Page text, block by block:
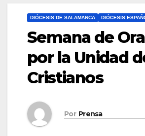
DIÓCESIS DE SALAMANCA DIÓCESIS
Semana de
por la Unidad
Cristianos
Por Prensa